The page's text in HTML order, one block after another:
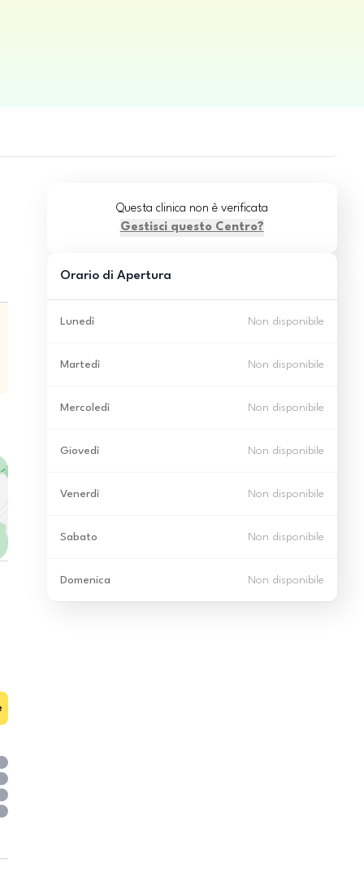
Questa clinica non è verificata
Gestisci questo Centro?
Orario di Apertura
Lunedì Non disponibile
Martedì Non disponibile
Mercoledì Non disponibile
Giovedì Non disponibile
Venerdì Non disponibile
Sabato Non disponibile
Domenica Non disponibile